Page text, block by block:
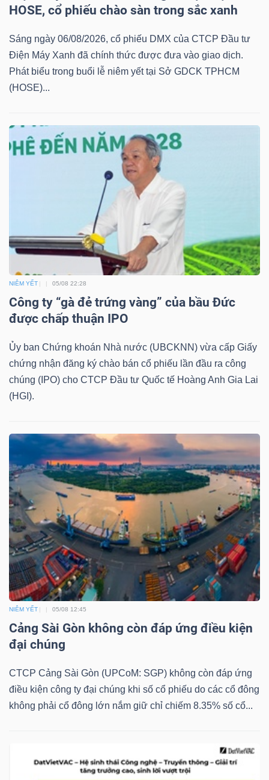
HOSE, cổ phiếu chào sàn trong sắc xanh
Sáng ngày 06/08/2026, cổ phiếu DMX của CTCP Đầu tư
Điện Máy Xanh đã chính thức được đưa vào giao dịch.
Phát biểu trong buổi lễ niêm yết tại Sở GDCK TPHCM
(HOSE)...
NIÊM YẾT 05/08 22:28
Công ty “gà đẻ trứng vàng” của bầu Đức
được chấp thuận IPO
Ủy ban Chứng khoán Nhà nước (UBCKNN) vừa cấp Giấy
chứng nhận đăng ký chào bán cổ phiếu lần đầu ra công
chúng (IPO) cho CTCP Đầu tư Quốc tế Hoàng Anh Gia Lai
(HGI).
NIÊM YẾT 05/08 12:45
Cảng Sài Gòn không còn đáp ứng điều kiện
đại chúng
CTCP Cảng Sài Gòn (UPCoM: SGP) không còn đáp ứng
điều kiện công ty đại chúng khi số cổ phiếu do các cổ đông
không phải cổ đông lớn nắm giữ chỉ chiếm 8.35% số cổ...
TRÁI
PHIẾU
CÔNG
ĐẦU
TƯ
LIỆU
Ngành
(-)
VS-
SECTOR
LƯỢNG
NGUYÊN
VẬT
LIỆU
CÔNG
NGHIỆP
THIẾT